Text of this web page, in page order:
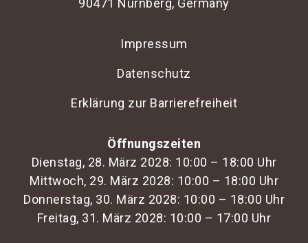
Impressum
Datenschutz
Erklärung zur Barrierefreiheit
Öffnungszeiten
Dienstag, 28. März 2028: 10:00 – 18:00 Uhr
Mittwoch, 29. März 2028: 10:00 – 18:00 Uhr
Donnerstag, 30. März 2028: 10:00 – 18:00 Uhr
Freitag, 31. März 2028: 10:00 – 17:00 Uhr